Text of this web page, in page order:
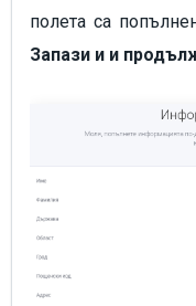
полета са
Запази и и